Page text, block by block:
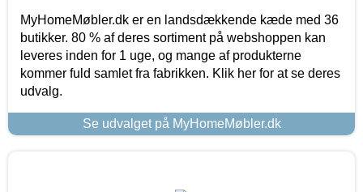
MyHomeMøbler.dk er en landsdækkende kæde med 36
butikker. 80 % af deres sortiment på webshoppen kan
leveres inden for 1 uge, og mange af produkterne
kommer fuld samlet fra fabrikken. Klik her for at se deres
udvalg.
Se udvalget på MyHomeMøbler.dk